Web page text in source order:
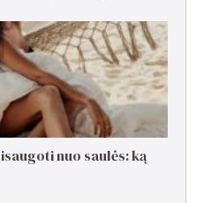
nuo saulės: ką